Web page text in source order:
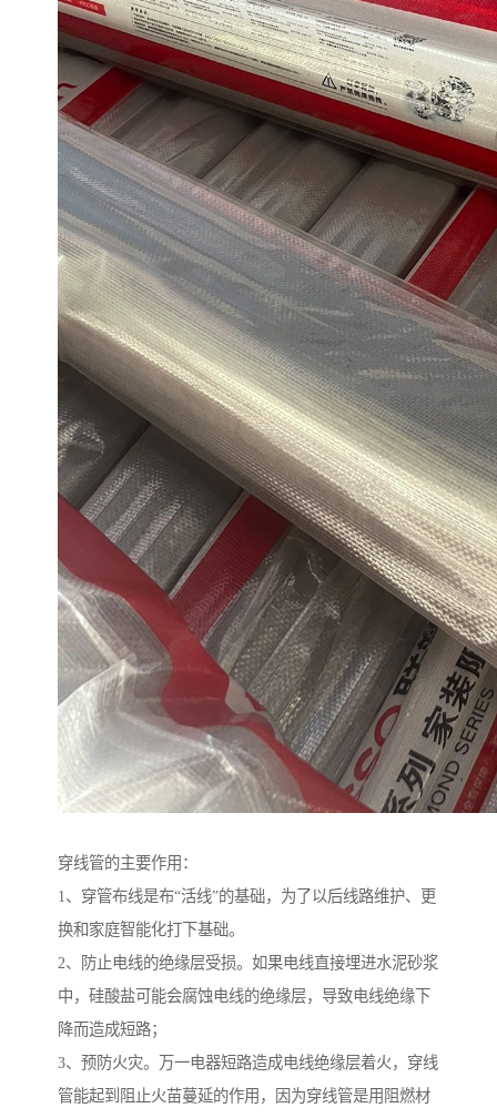
穿线管的主要作用：
1、穿管布线是布“活线”的基础，为了以后线路维护、更
换和家庭智能化打下基础。
2、防止电线的绝缘层受损。如果电线直接埋进水泥砂浆
中，硅酸盐可能会腐蚀电线的绝缘层，导致电线绝缘下
降而造成短路；
3、预防火灾。万一电器短路造成电线绝缘层着火，穿线
管能起到阻止火苗蔓延的作用，因为穿线管是用阻燃材